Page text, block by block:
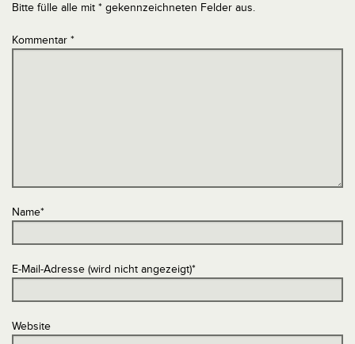
Bitte fülle alle mit * gekennzeichneten Felder aus.
Kommentar *
Name*
E-Mail-Adresse (wird nicht angezeigt)*
Website